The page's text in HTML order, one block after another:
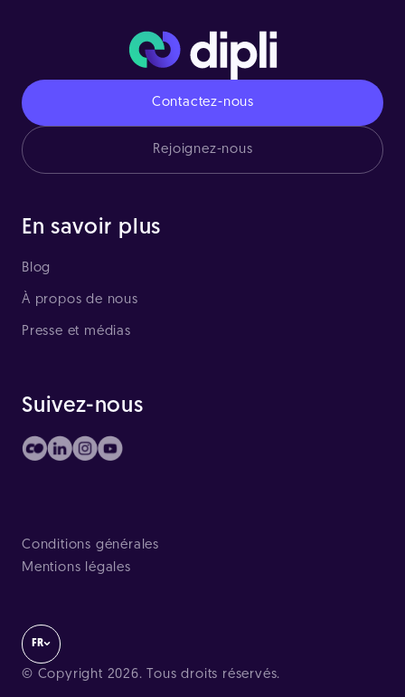
Contactez-nous
Rejoignez-nous
En savoir plus
Blog
À propos de nous
Presse et médias
Suivez-nous
Conditions générales
Mentions légales
FR
© Copyright 2026. Tous droits réservés.